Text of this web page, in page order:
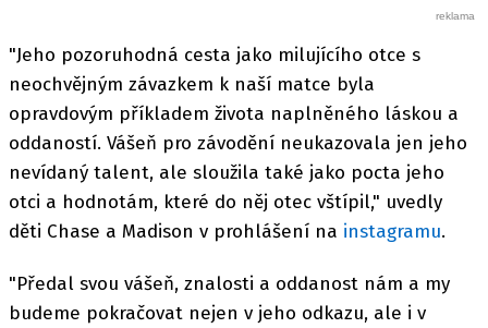
"Jeho pozoruhodná cesta jako milujícího otce s
neochvějným závazkem k naší matce byla
opravdovým příkladem života naplněného láskou a
oddaností. Vášeň pro závodění neukazovala jen jeho
nevídaný talent, ale sloužila také jako pocta jeho
otci a hodnotám, které do něj otec vštípil," uvedly
děti Chase a Madison v prohlášení na instagramu.
"Předal svou vášeň, znalosti a oddanost nám a my
budeme pokračovat nejen v jeho odkazu, ale i v